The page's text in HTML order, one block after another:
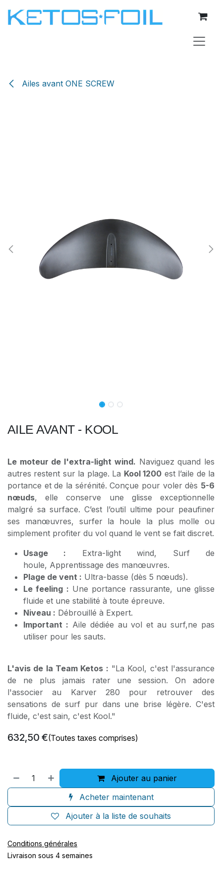
Ailes avant ONE SCREW
AILE AVANT - KOOL
Le moteur de l'extra-light wind. Naviguez quand les
autres restent sur la plage. La Kool 1200 est l’aile de la
portance et de la sérénité. Conçue pour voler dès 5-6
nœuds, elle conserve une glisse exceptionnelle
malgré sa surface. C’est l’outil ultime pour peaufiner
ses manœuvres, surfer la houle la plus molle ou
simplement profiter du vol quand le vent se fait discret.
Usage : Extra-light wind, Surf de
houle, Apprentissage des manœuvres.
Plage de vent : Ultra-basse (dès 5 nœuds).
Le feeling : Une portance rassurante, une glisse
fluide et une stabilité à toute épreuve.
Niveau : Débrouillé à Expert.
Important : Aile dédiée au vol et au surf,ne pas
utiliser pour les sauts.
L'avis de la Team Ketos : "La Kool, c'est l'assurance
de ne plus jamais rater une session. On adore
l'associer au Karver 280 pour retrouver des
sensations de surf pur dans une brise légère. C'est
fluide, c'est sain, c'est Kool."
632,50 €(Toutes taxes comprises)
Ajouter au panier
Acheter maintenant
Ajouter à la liste de souhaits
Conditions générales
Livraison sous 4 semaines